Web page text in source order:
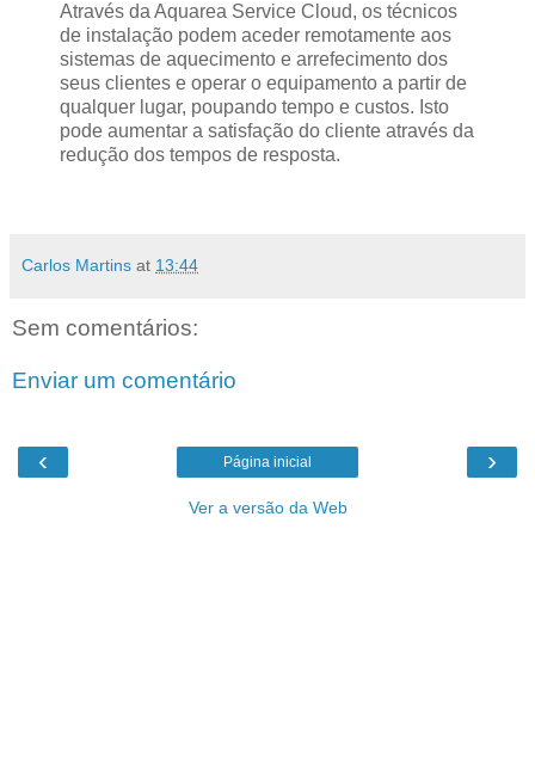
Através da Aquarea Service Cloud, os técnicos
de instalação podem aceder remotamente aos
sistemas de aquecimento e arrefecimento dos
seus clientes e operar o equipamento a partir de
qualquer lugar, poupando tempo e custos. Isto
pode aumentar a satisfação do cliente através da
redução dos tempos de resposta.
Carlos Martins at 13:44
Sem comentários:
Enviar um comentário
‹ ›
Página inicial
Ver a versão da Web